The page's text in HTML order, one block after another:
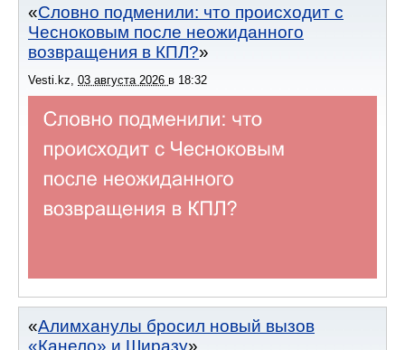
Словно подменили: что происходит с
Чесноковым после неожиданного
возвращения в КПЛ?
Vesti.kz 03 августа 2026 в 18:32
Алимханулы бросил новый вызов
«Канело» и Ширазу